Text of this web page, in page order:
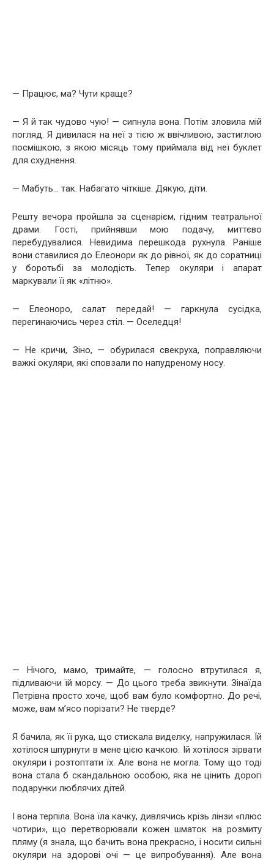
— Працює, ма? Чути краще?
— Я й так чудово чую! — сипнула вона. Потім зловила мій
погляд. Я дивилася на неї з тією ж ввічливою, застиглою
посмішкою, з якою місяць тому приймала від неї буклет
для схуднення.
— Мабуть… так. Набагато чіткіше. Дякую, діти.
Решту вечора пройшла за сценарієм, гідним театральної
драми. Гості, прийнявши мою подачу, миттєво
перебудувалися. Невидима перешкода рухнула. Раніше
вони ставилися до Елеонори як до рівної, як до соратниці
у боротьбі за молодість. Тепер окуляри і апарат
маркували її як «літню».
— Елеоноро, салат передай! — гаркнула сусідка,
перегинаючись через стіл. — Оселедця!
— Не кричи, Зіно, — обурилася свекруха, поправляючи
важкі окуляри, які сповзали по напудреному носу.
— Нічого, мамо, тримайте, — голосно втрутилася я,
підливаючи їй морсу. — До цього треба звикнути. Зінаїда
Петрівна просто хоче, щоб вам було комфортно. До речі,
може, вам м’ясо порізати? Не тверде?
Я бачила, як її рука, що стискала виделку, напружилася. Їй
хотілося шпурнути в мене цією качкою. Їй хотілося зірвати
окуляри і розтоптати їх. Але вона не могла. Тому що тоді
вона стала б скандальною особою, яка не цінить дорогі
подарунки люблячих дітей.
І вона терпіла. Вона їла качку, дивлячись крізь лінзи «плюс
чотири», що перетворювали кожен шматок на розмиту
пляму (я знала, що бачить вона прекрасно, і носити сильні
окуляри на здорові очі — це випробування). Але вона